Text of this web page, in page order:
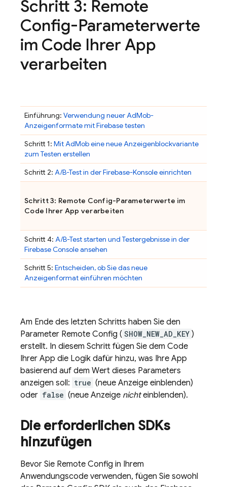
Schritt 3: Remote
Config-Parameterwerte
im Code Ihrer App
verarbeiten
Einführung: Verwendung neuerAdMob-
Anzeigenformate mit Firebase testen
Schritt 1: MitAdMobeine neue Anzeigenblockvariante
zum Testen erstellen
Schritt 2: A/B-Test in derFirebase-Konsole einrichten
Schritt 3: Remote Config-Parameterwerte im
Code Ihrer App verarbeiten
Schritt 4: A/B-Test starten und Testergebnisse in der
FirebaseConsole ansehen
Schritt 5: Entscheiden, ob Sie das neue
Anzeigenformat einführen möchten
Am Ende des letzten Schritts haben Sie den
Parameter Remote Config ( SHOW_NEW_AD_KEY )
erstellt. In diesem Schritt fügen Sie dem Code
Ihrer App die Logik dafür hinzu, was Ihre App
basierend auf dem Wert dieses Parameters
anzeigen soll: true (neue Anzeige einblenden)
oder false (neue Anzeige nichteinblenden).
Die erforderlichen SDKs
hinzufügen
Bevor Sie Remote Config in Ihrem
Anwendungscode verwenden, fügen Sie sowohl